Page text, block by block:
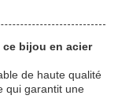
bijou en acier
de haute qualité
qui garantit une